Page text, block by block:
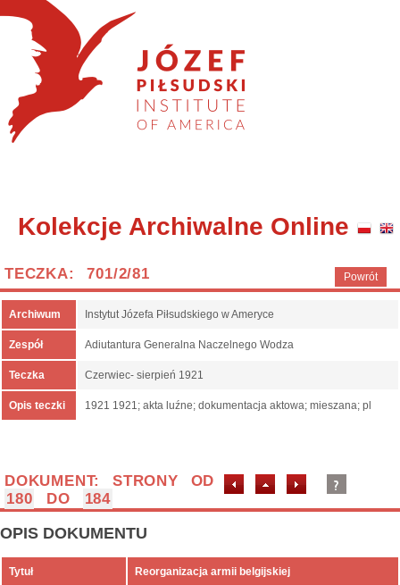
Kolekcje Archiwalne Online
Powrót
TECZKA: 701/2/81
Archiwum Instytut Józefa Piłsudskiego w Ameryce
Zespół Adiutantura Generalna Naczelnego Wodza
Teczka Czerwiec- sierpień 1921
Opis teczki 1921 1921; akta luźne; dokumentacja aktowa; mieszana; pl
DOKUMENT: STRONY OD
180
DO 184
OPIS DOKUMENTU
Tytuł Reorganizacja armii belgijskiej